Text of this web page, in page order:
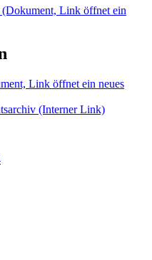
(Dokument, Link öffnet ein
Link öffnet ein neues
(Interner Link)